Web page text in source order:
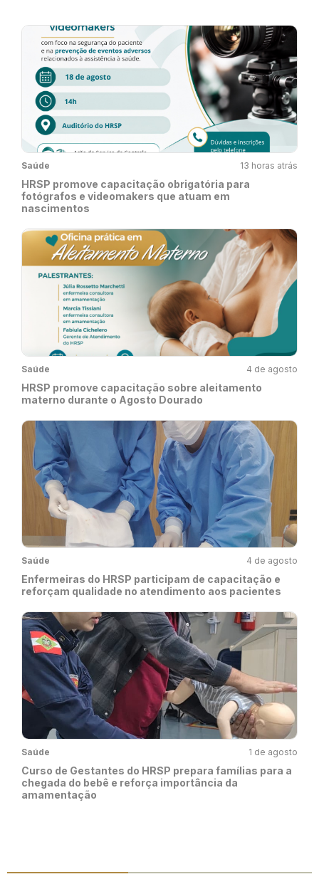
Saúde 13 horas atrás
HRSP promove capacitação obrigatória para
fotógrafos e videomakers que atuam em
nascimentos
Saúde 4 de agosto
HRSP promove capacitação sobre aleitamento
materno durante o Agosto Dourado
Saúde 4 de agosto
Enfermeiras do HRSP participam de capacitação e
reforçam qualidade no atendimento aos pacientes
Saúde 1 de agosto
Curso de Gestantes do HRSP prepara famílias para a
chegada do bebê e reforça importância da
amamentação